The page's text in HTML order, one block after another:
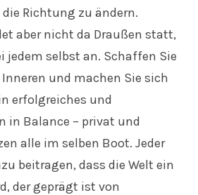
die Richtung zu ändern.
aber nicht da Draußen statt,
jedem selbst an. Schaffen Sie
und machen Sie sich
erfolgreiches und
in Balance – privat und
alle im selben Boot. Jeder
beitragen, dass die Welt ein
der geprägt ist von